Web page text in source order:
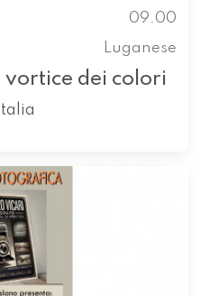
09.00
Luganese
dei colori